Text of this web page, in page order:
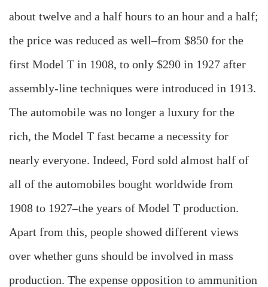
about twelve and a half hours to an hour and a half;
the price was reduced as well–from $850 for the
first Model T in 1908, to only $290 in 1927 after
assembly-line techniques were introduced in 1913.
The automobile was no longer a luxury for the
rich, the Model T fast became a necessity for
nearly everyone. Indeed, Ford sold almost half of
all of the automobiles bought worldwide from
1908 to 1927–the years of Model T production.
Apart from this, people showed different views
over whether guns should be involved in mass
production. The expense opposition to ammunition